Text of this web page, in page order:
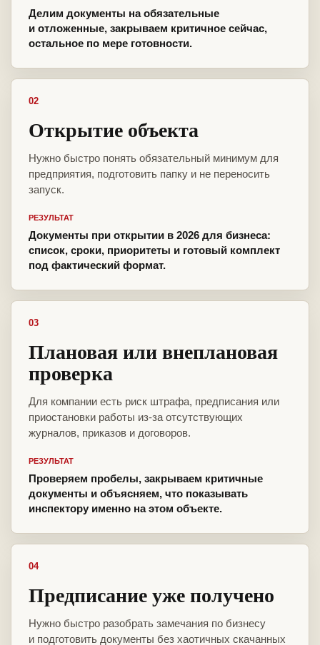
Делим документы на обязательные
и отложенные, закрываем критичное сейчас,
остальное по мере готовности.
02
Открытие объекта
Нужно быстро понять обязательный минимум для
предприятия, подготовить папку и не переносить
запуск.
РЕЗУЛЬТАТ
Документы при открытии в 2026 для бизнеса:
список, сроки, приоритеты и готовый комплект
под фактический формат.
03
Плановая или внеплановая
проверка
Для компании есть риск штрафа, предписания или
приостановки работы из-за отсутствующих
журналов, приказов и договоров.
РЕЗУЛЬТАТ
Проверяем пробелы, закрываем критичные
документы и объясняем, что показывать
инспектору именно на этом объекте.
04
Предписание уже получено
Нужно быстро разобрать замечания по бизнесу
и подготовить документы без хаотичных скачанных